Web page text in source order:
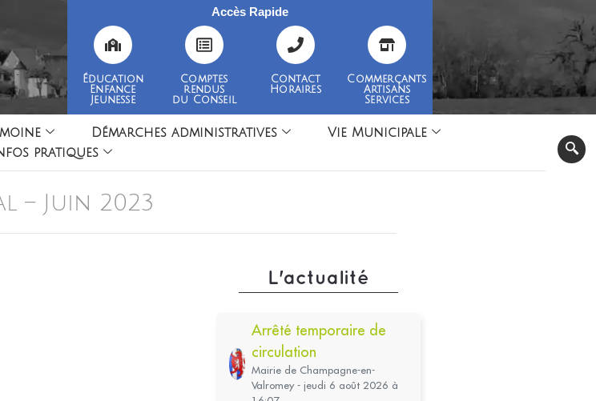
Accès Rapide
Éducation
Enfance
Jeunesse
Comptes
rendus
du Conseil
Contact
Horaires
Commerçants
Artisans
Services
Démarches administratives
Vie Municipale
pratiques
– Juin 2023
L'actualité